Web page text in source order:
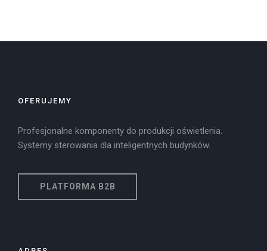
OFERUJEMY
Profesjonalne komponenty do produkcji oświetlenia.
Systemy sterowania dla inteligentnych budynków.
PLATFORMA B2B